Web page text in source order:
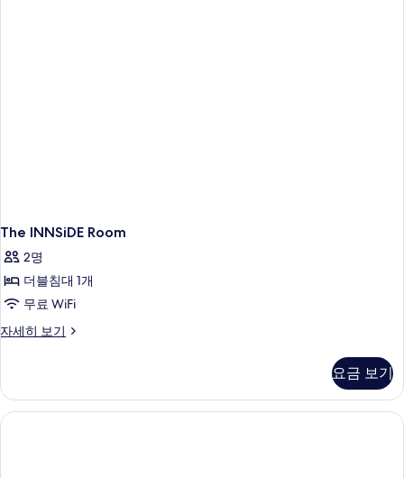
The INNSiDE Room
2명
더블침대 1개
무료 WiFi
자세히 보기
The
세
히
보
요금 보기